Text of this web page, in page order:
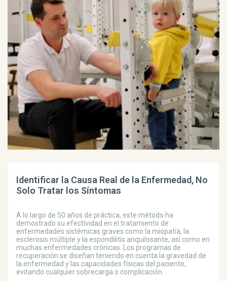
Identificar la Causa Real de la Enfermedad, No
Solo Tratar los Síntomas
A lo largo de 50 años de práctica, este método ha
demostrado su efectividad en el tratamiento de
enfermedades sistémicas graves como la miopatía, la
esclerosis múltiple y la espondilitis anquilosante, así como en
muchas enfermedades crónicas. Los programas de
recuperación se diseñan teniendo en cuenta la gravedad de
la enfermedad y las capacidades físicas del paciente,
evitando cualquier sobrecarga o complicación.